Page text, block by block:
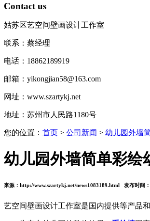
Contact us
姑苏区艺空间壁画设计工作室
联系：蔡经理
电话：18862189919
邮箱：yikongjian58@163.com
网址：www.szartykj.net
地址：苏州市人民路1180号
您的位置： 首页 > 公司新闻 > 幼儿园外墙
幼儿园外墙简单彩绘
来源：http://www.szartykj.net/news1083189.html 发布时间
艺空间壁画设计工作室是国内提供等产品